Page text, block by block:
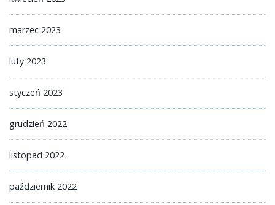
marzec 2023
luty 2023
styczeń 2023
grudzień 2022
listopad 2022
październik 2022